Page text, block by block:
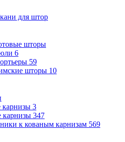
для штор
шторы
6
59
шторы 10
карнизы 3
карнизы 347
к кованым карнизам 569